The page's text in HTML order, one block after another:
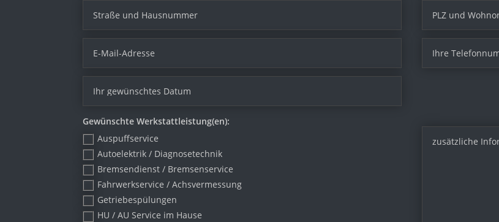
Gewünschte Werkstattleistung(en):
Auspuffservice
Autoelektrik / Diagnosetechnik
Bremsendienst / Bremsenservice
Fahrwerkservice / Achsvermessung
Getriebespülungen
HU / AU Service im Hause